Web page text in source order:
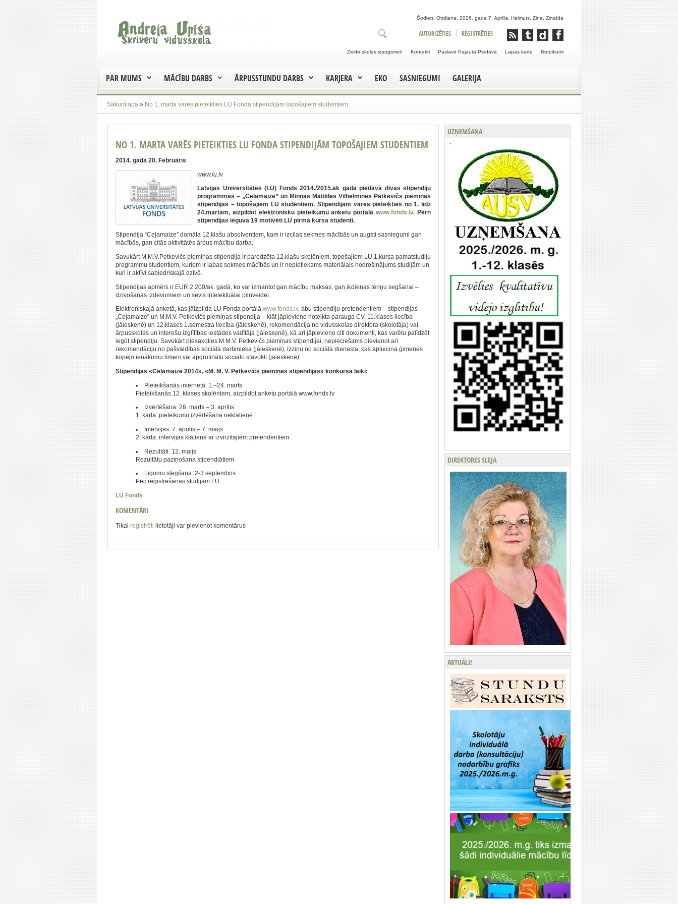
Šodien: Otrdiena, 2026. gada 7. Aprīlis, Helmuts, Zina, Zinaīda
REĢISTRĒTIES
AUTORIZĒTIES
Noteikumi
Lapas karte
Paslavē Pajautā Piedāvā
Kontakti
Ziedo skolas izaugsmei!
PAR MUMS MĀCĪBU DARBS ĀRPUSSTUNDU DARBS KARJERA EKO SASNIEGUMI GALERIJA
Sākumlapa » No 1. marta varēs pieteikties LU Fonda stipendijām topošajiem studentiem
NO 1. MARTA VARĒS PIETEIKTIES LU FONDA STIPENDIJĀM TOPOŠAJIEM STUDENTIEM
2014. gada 20. Februāris
www.lu.lv
Latvijas Universitātes (LU) Fonds 2014./2015.ak gadā piedāvā divas stipendiju
programmas – „Ceļamaize” un Minnas Matildes Vilhelmīnes Petkevičs piemiņas
stipendijas – topošajiem LU studentiem. Stipendijām varēs pieteikties no 1. līdz
24.martam, aizpildot elektronisku pieteikumu anketu portālāwww.fonds.lv. Pērn
stipendijas ieguva 19 motivēti LU pirmā kursa studenti.
Stipendija “Ceļamaize” domāta 12.klašu absolventiem, kam ir izcilas sekmes mācībās un augsti sasniegumi gan
mācībās, gan citās aktivitātēs ārpus mācību darba.
Savukārt M.M.V.Petkevičs piemiņas stipendija ir paredzēta 12.klašu skolēniem, topošajiem LU 1.kursa pamatstudiju
programmu studentiem, kuriem ir labas sekmes mācībās un ir nepietiekams materiālais nodrošinājums studijām un
kuri ir aktīvi sabiedriskajā dzīvē.
Stipendijas apmērs ir EUR 2 200/ak. gadā, ko var izmantot gan mācību maksas, gan ikdienas tēriņu segšanai –
dzīvošanas izdevumiem un sevis intelektuālai pilnveidei.
Elektroniskajā anketā, kas jāizpilda LU Fonda portālā www.fonds.lv, abu stipendiju pretendentiem – stipendijas
„Ceļamaize” un M.M.V. Petkevičs piemiņas stipendija – klāt jāpievieno noteikta parauga CV, 11.klases liecība
(jāieskenē) un 12.klases 1.semestra liecība (jāieskenē), rekomendācija no vidusskolas direktora (skolotāja) vai
ārpusskolas un interešu izglītības iestādes vadītāja (jāieskenē), kā arī jāpievieno citi dokumenti, kas varētu palīdzēt
iegūt stipendiju. Savukārt piesakoties M.M.V. Petkevičs piemiņas stipendijai, nepieciešams pievienot arī
rekomendāciju no pašvaldības sociālā darbinieka (jāieskenē), izziņu no sociālā dienesta, kas apliecina ģimenes
kopējo ienākumu līmeni vai apgrūtinātu sociālo stāvokli (jāieskenē).
Stipendijas «Ceļamaize 2014», «M. M. V. Petkevičs piemiņas stipendijas» konkursa laiki:
Pieteikšanās internetā: 1.–24. marts
Pieteikšanās 12. klases skolēniem, aizpildot anketu portālā www.fonds.lv
Izvērtēšana: 26. marts – 3. aprīlis
1. kārta: pieteikumu izvērtēšana neklātienē
Intervijas: 7. aprīlis – 7. maijs
2. kārta: intervijas klātienē ar izvirzītajiem pretendentiem
Rezultāti: 12. maijs
Rezultātu paziņošana stipendiātiem
Līgumu slēgšana: 2-3.septembris
Pēc reģistrēšanās studijām LU
LU Fonds
KOMENTĀRI
Tikai reģistrēti lietotāji var pievienot komentārus
UZŅEMŠANA
DIREKTORES SLEJA
AKTUĀLI!